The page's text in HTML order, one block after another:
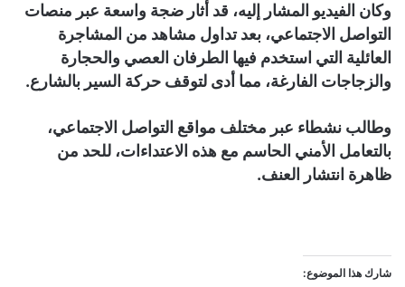
وكان الفيديو المشار إليه، قد أثار ضجة واسعة عبر منصات
التواصل الاجتماعي، بعد تداول مشاهد من المشاجرة
العائلية التي استخدم فيها الطرفان العصي والحجارة
والزجاجات الفارغة، مما أدى لتوقف حركة السير بالشارع.
وطالب نشطاء عبر مختلف مواقع التواصل الاجتماعي،
بالتعامل الأمني الحاسم مع هذه الاعتداءات، للحد من
ظاهرة انتشار العنف.
شارك هذا الموضوع: